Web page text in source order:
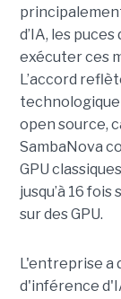
d’IA, les
exécuter ces
L’accord
technologique
open source,
SambaNova
GPU
jusqu’à 16
sur des GPU.
L'entreprise a
d'inférence